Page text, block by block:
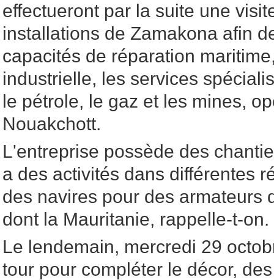
effectueront par la suite une
installations de Zamakona afin
capacités de réparation
industrielle, les services
le pétrole, le gaz et les mines,
Nouakchott.
L'entreprise possède des
a des activités dans différentes
des navires pour des armateurs
dont la Mauritanie, rappelle-t-on.
Le lendemain, mercredi 29
tour pour compléter le décor,